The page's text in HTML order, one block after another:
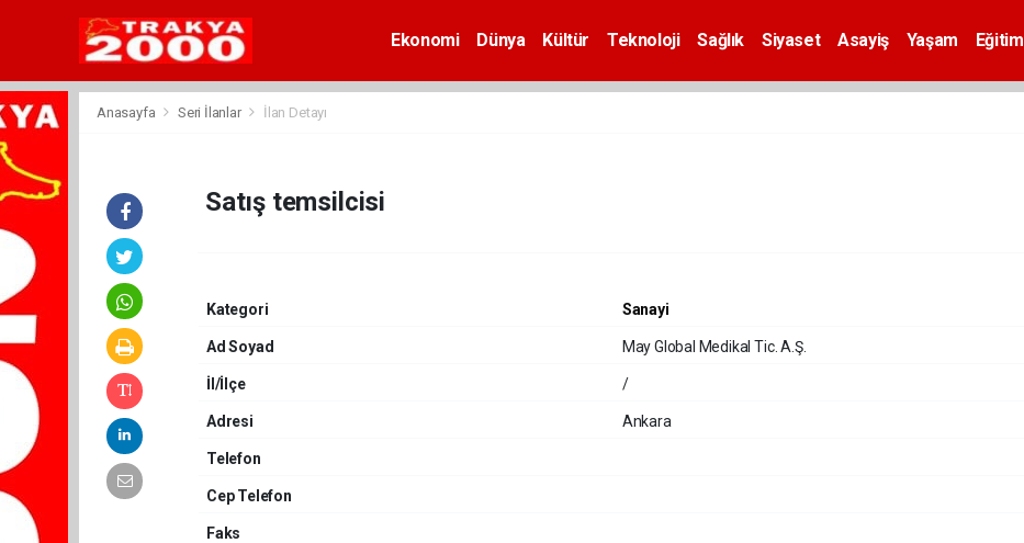
Ekonomi Dünya Kültür Teknoloji Sağlık Siyaset Asayiş Yaşam Eğitim
Anasayfa Seri İlanlar İlan Detayı
Satış temsilcisi
Kategori Sanayi
Ad Soyad May Global Medikal Tic. A.Ş.
İl/İlçe /
Adresi Ankara
Telefon
Cep Telefon
Faks